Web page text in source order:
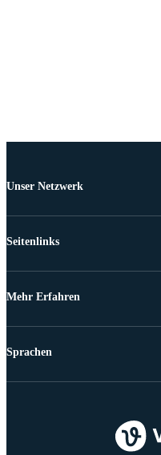
Unser Netzwerk
Seitenlinks
Mehr Erfahren
Sprachen